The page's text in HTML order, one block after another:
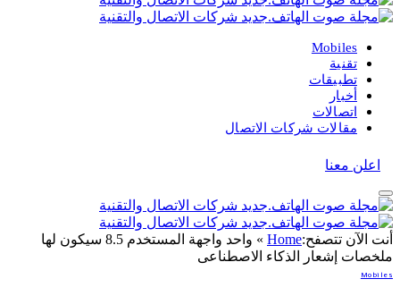
Mobiles
تقنية
تطبيقات
أخبار
اتصالات
مقالات شركات الاتصال
اعلن معنا
أنت الآن تتصفح:Home
»
واحد واجهة المستخدم 8.5 سيكون لها
ملخصات إشعار الذكاء الاصطناعى
Mobiles